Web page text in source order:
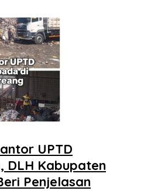
UPTD
DLH Kabupaten
Penjelasan